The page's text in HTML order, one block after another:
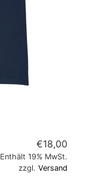
€18,00
Enthält 19% MwSt.
zzgl.Versand